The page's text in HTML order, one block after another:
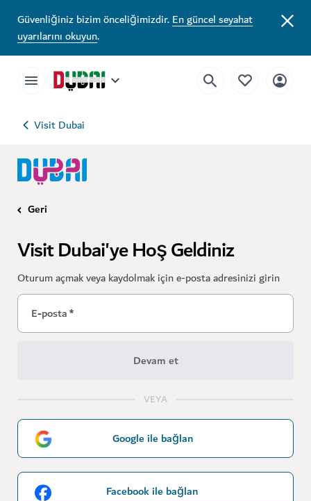
Güvenliğiniz bizim önceliğimizdir.En güncel seyahat
uyarılarını okuyun.
Visit Dubai
Geri
Visit Dubai'ye Hoş Geldiniz
Oturum açmak veya kaydolmak için e-posta adresinizi girin
E-posta*
Devam et
VEYA
Google ile bağlan
Facebook ile bağlan